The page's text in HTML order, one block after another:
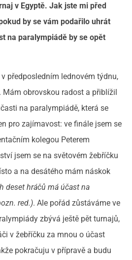
v Egyptě. Jak jste mi před
by se vám podařilo uhrát
na paralympiádě by se opět
předposledním lednovém týdnu,
Mám obrovskou radost a přiblížil
na paralympiádě, která se
pro zajímavost: ve finále jsem se
kolegou Peterem
jsem se na světovém žebříčku
a na desátého mám náskok
deset hráčů má účast na
red.). Ale pořád zůstáváme ve
zbývá ještě pět turnajů,
v žebříčku za mnou o účast
pokračuju v přípravě a budu